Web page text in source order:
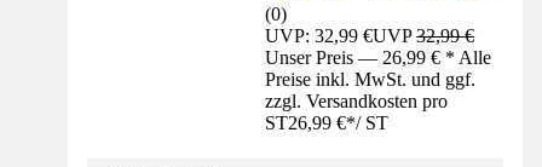
(0)
UVP: 32,99 €UVP32,99 €
Unser Preis — 26,99 € * Alle
Preise inkl. MwSt. und ggf.
zzgl. Versandkosten pro
ST26,99 €*/ ST